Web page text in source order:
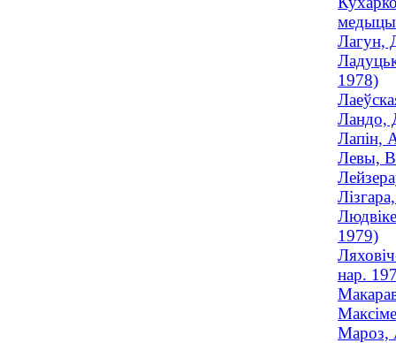
Лагун,
1978)
Ландо,
Лапін,
Левы,
1979)
нар.
Мароз,